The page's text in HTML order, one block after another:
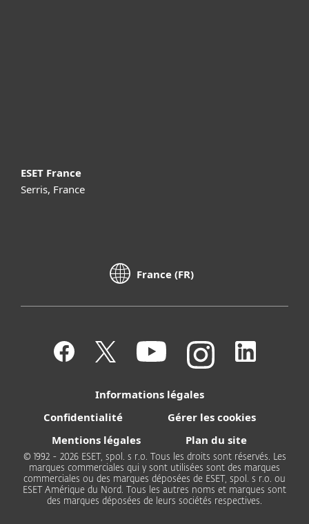
ESET France
Serris, France
France (FR)
Informations légales
Confidentialité
Gérer les cookies
Mentions légales
Plan du site
© 1992 - 2026 ESET, spol. s r.o. Tous les droits sont réservés. Les
marques commerciales qui y sont utilisées sont des marques
commerciales ou des marques déposées de ESET, spol. s r.o. ou
ESET Amérique du Nord. Tous les autres noms et marques sont
des marques déposées de leurs sociétés respectives.